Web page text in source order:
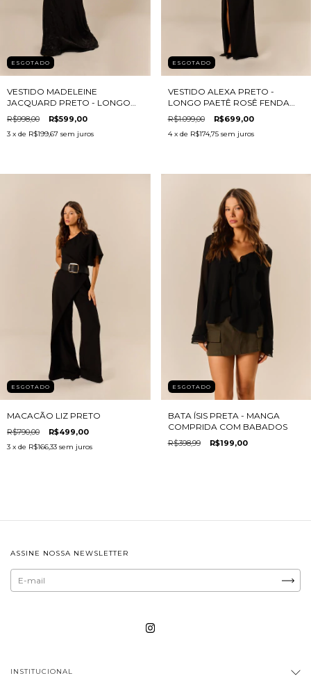
ESGOTADO
VESTIDO MADELEINE
JACQUARD PRETO - LONGO
DECOTE V
R$998,00 R$599,00
3 x de R$199,67 sem juros
ESGOTADO
VESTIDO ALEXA PRETO -
LONGO PAETÊ ROSÊ FENDA
FRONTAL
R$1.099,00 R$699,00
4 x de R$174,75 sem juros
ESGOTADO
MACACÃO LIZ PRETO
R$790,00 R$499,00
3 x de R$166,33 sem juros
ESGOTADO
BATA ÍSIS PRETA - MANGA
COMPRIDA COM BABADOS
R$398,99 R$199,00
ASSINE NOSSA NEWSLETTER
INSTITUCIONAL